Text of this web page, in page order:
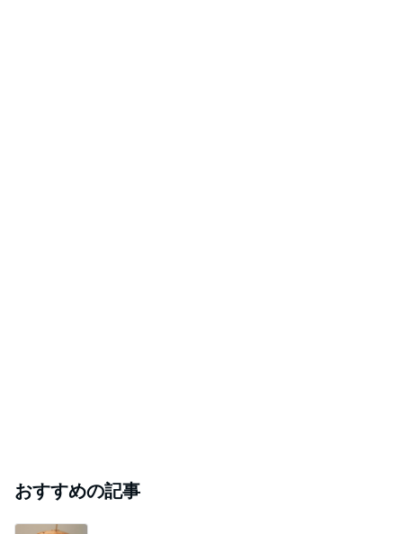
おすすめの記事